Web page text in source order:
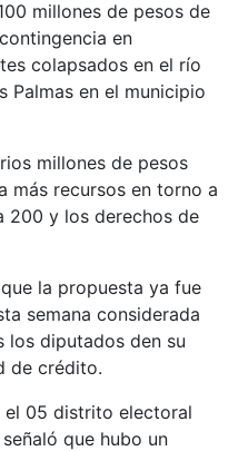
millones de pesos de
en
colapsados en el río
Palmas en el municipio
millones de pesos
más recursos en torno a
200 y los derechos de
la propuesta ya fue
semana considerada
los diputados den su
de crédito.
05 distrito electoral
que hubo un